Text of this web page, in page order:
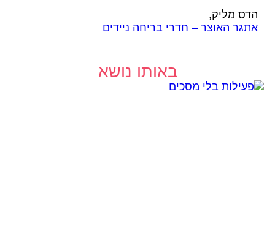
הדס מליק,
אתגר האוצר – חדרי בריחה ניידים
באותו נושא